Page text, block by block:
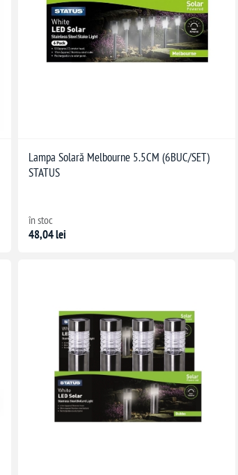
Lampa Solară Melbourne 5.5CM (6BUC/SET)
STATUS
în stoc
48,04 lei